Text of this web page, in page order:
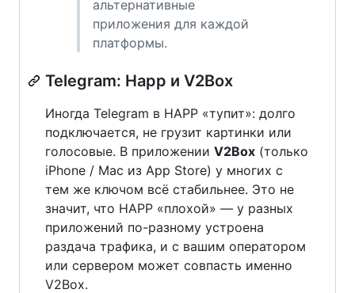
альтернативные
приложения для каждой
платформы.
Telegram: Happ и V2Box
Иногда Telegram в HAPP «тупит»: долго
подключается, не грузит картинки или
голосовые. В приложении V2Box (только
iPhone / Mac из App Store) у многих с
тем же ключом всё стабильнее. Это не
значит, что HAPP «плохой» — у разных
приложений по-разному устроена
раздача трафика, и с вашим оператором
или сервером может совпасть именно
V2Box.